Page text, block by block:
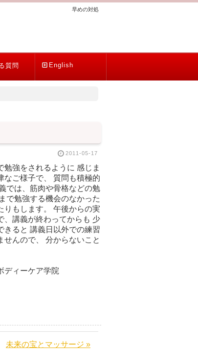
早めの対処
質問 English
2011-05-17
強をされるように 感じま
なご様子で、 質問も積極的
では、筋肉や骨格などの勉
で勉強する機会のなかった
りもします。 午後からの実
、講義が終わってからも 少
きると 講義日以外での練習
んので、 分からないこと
学院
未来の宝とマッサージ »